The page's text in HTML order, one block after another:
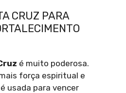
CRUZ PARA
é muito poderosa.
força espiritual e
usada para vencer